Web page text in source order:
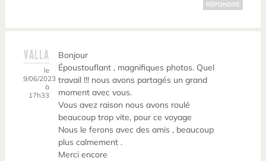
RÉPONDRE
VALLA
le
9/06/2023
à
17h33
Bonjour
Époustouflant , magnifiques photos. Quel
travail !!! nous avons partagés un grand
moment avec vous.
Vous avez raison nous avons roulé
beaucoup trop vite, pour ce voyage
Nous le ferons avec des amis , beaucoup
plus calmement .
Merci encore